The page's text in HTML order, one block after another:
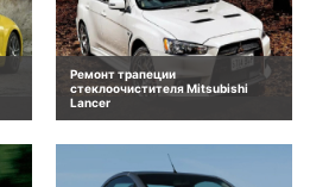
Ремонт трапеции
стеклоочистителя Mitsubishi
Lancer